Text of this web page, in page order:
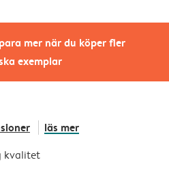
mer när du köper fler
exemplar
läs mer
kvalitet